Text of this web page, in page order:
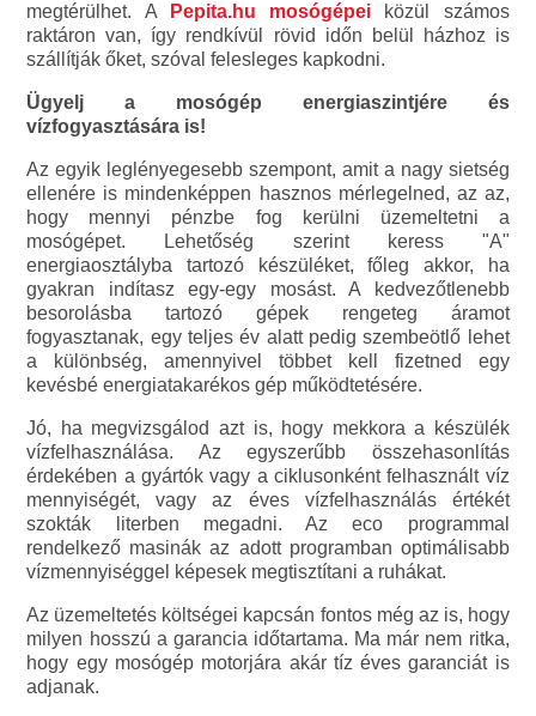
megtérülhet. A
Pepita.hu mosógépei közül számos
raktáron van, így rendkívül rövid időn belül házhoz is
szállítják őket, szóval felesleges kapkodni.
Ügyelj a mosógép energiaszintjére és
vízfogyasztására is!
Az egyik leglényegesebb szempont, amit a nagy sietség
ellenére is mindenképpen hasznos mérlegelned, az az,
hogy mennyi pénzbe fog kerülni üzemeltetni a
mosógépet. Lehetőség szerint keress "A"
energiaosztályba tartozó készüléket, főleg akkor, ha
gyakran indítasz egy-egy mosást. A kedvezőtlenebb
besorolásba tartozó gépek rengeteg áramot
fogyasztanak, egy teljes év alatt pedig szembeötlő lehet
a különbség, amennyivel többet kell fizetned egy
kevésbé energiatakarékos gép működtetésére.
Jó, ha megvizsgálod azt is, hogy mekkora a készülék
vízfelhasználása. Az egyszerűbb összehasonlítás
érdekében a gyártók vagy a ciklusonként felhasznált víz
mennyiségét, vagy az éves vízfelhasználás értékét
szokták literben megadni. Az eco programmal
rendelkező masinák az adott programban optimálisabb
vízmennyiséggel képesek megtisztítani a ruhákat.
Az üzemeltetés költségei kapcsán fontos még az is, hogy
milyen hosszú a garancia időtartama. Ma már nem ritka,
hogy egy mosógép motorjára akár tíz éves garanciát is
adjanak.